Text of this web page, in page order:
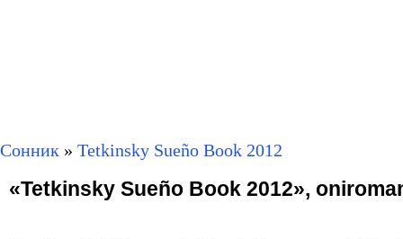
Сонник » Tetkinsky Sueño Book 2012
«Tetkinsky Sueño Book 2012»,